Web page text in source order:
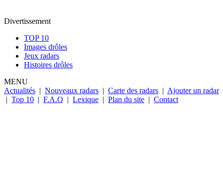
Divertissement
TOP 10
Images drôles
Jeux radars
Histoires drôles
MENU
Actualités | Nouveaux radars | Carte des radars | Ajouter un radar
| Top 10 | F.A.Q | Lexique | Plan du site | Contact